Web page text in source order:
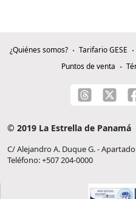
¿Quiénes somos? Tarifario GESE
Puntos de venta
© 2019 La Estrella de Panamá
C/ Alejandro A. Duque G. -
Teléfono: +507 204-0000